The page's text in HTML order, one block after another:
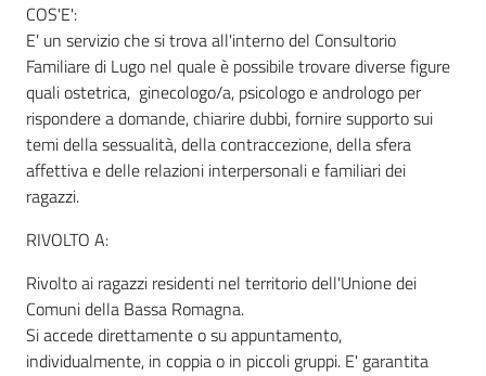
Informazioni
locali
COS'E':
E' un servizio che si trova all'interno del Consultorio
Familiare di Lugo nel quale è possibile trovare diverse figure
quali ostetrica, ginecologo/a, psicologo e andrologo per
rispondere a domande, chiarire dubbi, fornire supporto sui
temi della sessualità, della contraccezione, della sfera
affettiva e delle relazioni interpersonali e familiari dei
ragazzi.
RIVOLTO A:
Rivolto ai ragazzi residenti nel territorio dell'Unione dei
Comuni della Bassa Romagna.
Si accede direttamente o su appuntamento,
individualmente, in coppia o in piccoli gruppi. E' garantita